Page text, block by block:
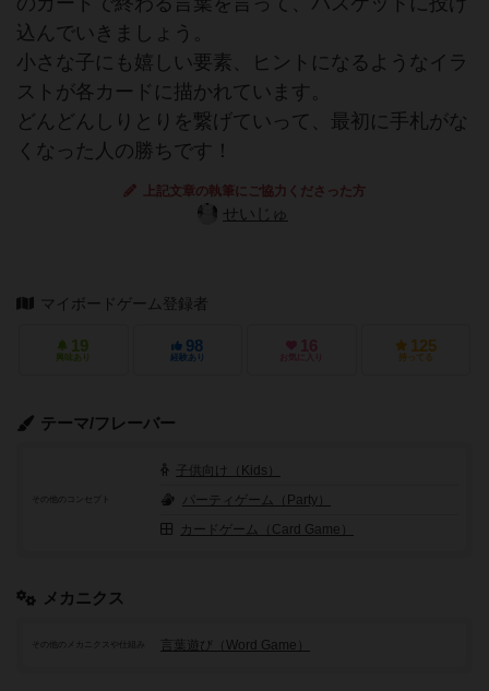
込んでいきましょう。
小さな子にも嬉しい要素、ヒントになるようなイラ
ストが各カードに描かれています。
どんどんしりとりを繋げていって、最初に手札がな
くなった人の勝ちです！
上記文章の執筆にご協力くださった方
せいじゅ
マイボードゲーム登録者
19
興味あり
98
経験あり
16
お気に入り
125
持ってる
テーマ/フレーバー
その他のコンセプト
子供向け（Kids）
パーティゲーム（Party）
カードゲーム（Card Game）
メカニクス
その他のメカニクスや仕組み 言葉遊び（Word Game）